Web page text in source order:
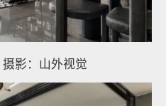
影：山外视觉